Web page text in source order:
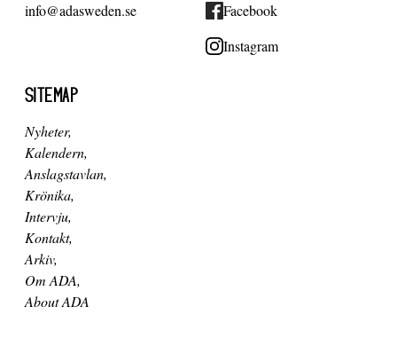
info@adasweden.se
Facebook
Instagram
SITEMAP
Nyheter
Kalendern
Anslagstavlan
Krönika
Intervju
Kontakt
Arkiv
Om ADA
About ADA